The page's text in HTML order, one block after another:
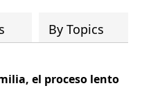
By Topics
el proceso lento